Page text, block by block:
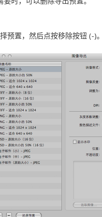
预置，然后点按移除按钮 (-)。